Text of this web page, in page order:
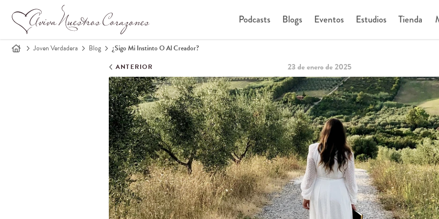
Podcasts Blogs Eventos Estudios Tienda
Joven Verdadera Blog ¿Sigo Mi Instinto O Al Creador?
ANTERIOR 23 de enero de 2025